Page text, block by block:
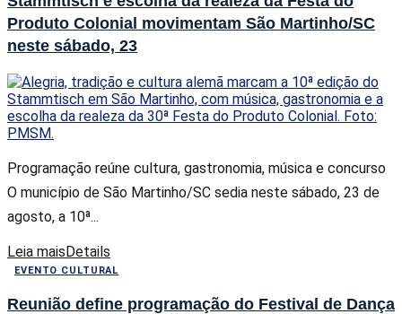
Produto Colonial movimentam São Martinho/SC
neste sábado, 23
Programação reúne cultura, gastronomia, música e concurso
O município de São Martinho/SC sedia neste sábado, 23 de
agosto, a 10ª...
Leia maisDetails
EVENTO CULTURAL
Reunião define programação do Festival de Dança